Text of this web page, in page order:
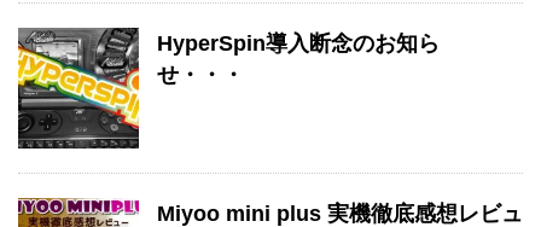
HyperSpin導入断念のお知ら
せ・・・
Miyoo mini plus 実機徹底感想レビュ